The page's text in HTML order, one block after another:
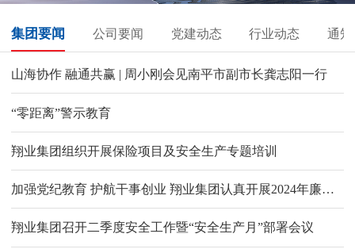
集团要闻 公司要闻 党建动态 行业动态 通
山海协作 融通共赢 | 周小刚会见南平市副市长龚志阳一行
“零距离”警示教育
翔业集团组织开展保险项目及安全生产专题培训
加强党纪教育 护航干事创业 翔业集团认真开展2024年廉洁文化宣传教育月活动
翔业集团召开二季度安全工作暨“安全生产月”部署会议